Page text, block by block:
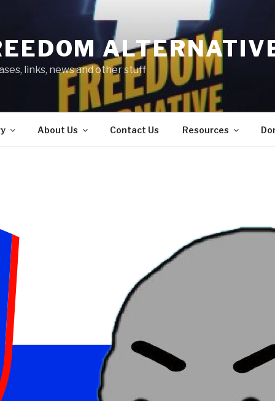
links, news and other stuff
About Us Contact Us Resources